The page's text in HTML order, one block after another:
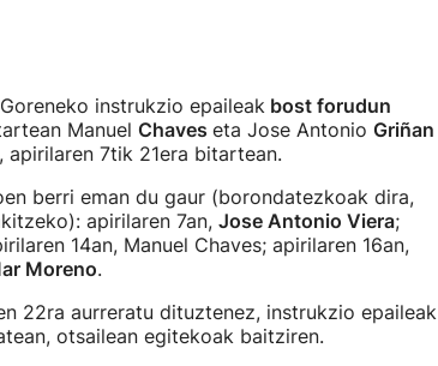
instrukzio epaileakbost forudun
Manuel Chaves eta Jose Antonio Griñan
7tik 21era bitartean.
berri eman du gaur (borondatezkoak dira,
apirilaren 7an, Jose Antonio Viera;
14an, Manuel Chaves; apirilaren 16an,
Moreno.
22ra aurreratu dituztenez, instrukzio epaileak
otsailean egitekoak baitziren.